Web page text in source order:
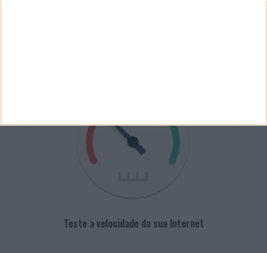
Teste a velocidade da sua Internet